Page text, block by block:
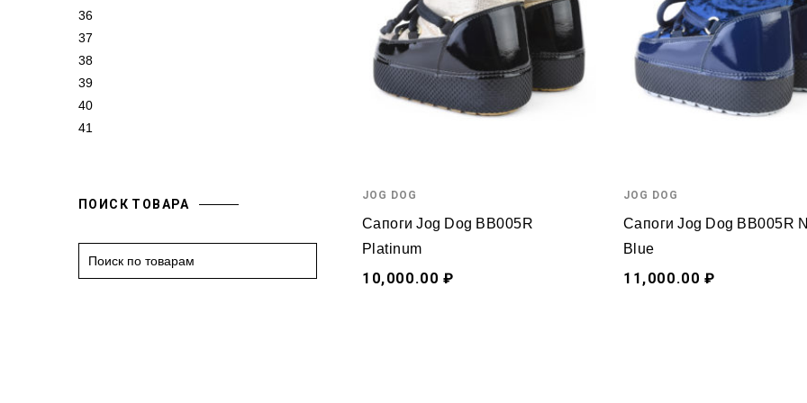
JOG DOG
Сапоги Jog Dog BB005R
Platinum
10,000.00 ₽
JOG DOG
Сапоги Jog Dog BB005R
Blue
11,000.00 ₽
36
37
38
39
40
41
ПОИСК ТОВАРА
e